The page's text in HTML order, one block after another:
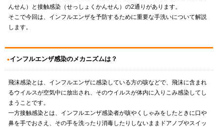
んせん）と接触感染（せっしょくかんせん）の2通りがあります。
そこで今回は、インフルエンザを予防するために重要な手洗いについて解説
します。
インフルエンザ感染のメカニズムは？
飛沫感染とは、インフルエンザに感染している方の咳などで、飛沫に含まれ
るウイルスが空気中に放出され、そのウイルスが体内に入りこみ感染してし
まうことです。
一方接触感染とは、インフルエンザ感染者が咳やくしゃみをしたときに口や
鼻を手でおさえ、その手を洗ったり消毒したりしないままドアノブやスイッ